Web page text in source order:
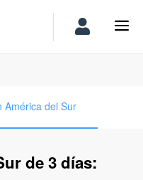
América del Sur
de 3 días: